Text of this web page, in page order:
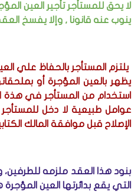
لا يحق للمستأجر تأجير العين
ينوب عنه قانونا , وإلا يفسخ
يلتزم المستأجر بالحفاظ علي
يظهر بالعين المؤجرة أو
استخدام من المستأجر في هذة
عوامل طبيعية لا دخل للمستأجر
الإصلاح قبل موافقة المالك
بنود هذا العقد ملزمه
التي يقع بدائرتها العين